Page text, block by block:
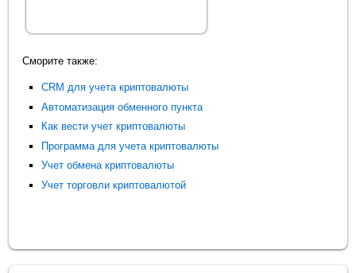
Сморите также:
CRM для учета криптовалюты
Автоматизация обменного пункта
Как вести учет криптовалюты
Программа для учета криптовалюты
Учет обмена криптовалюты
Учет торговли криптовалютой